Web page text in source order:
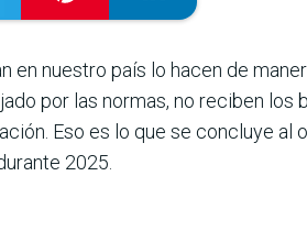
en nuestro país lo hacen de
por las normas, no reciben
Eso es lo que se concluye
2025.